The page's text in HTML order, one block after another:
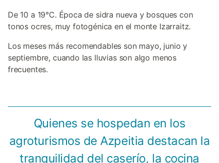
De 10 a 19°C. Época de sidra nueva y bosques con
tonos ocres, muy fotogénica en el monte Izarraitz.
Los meses más recomendables son mayo, junio y
septiembre, cuando las lluvias son algo menos
frecuentes.
Quienes se hospedan en los
agroturismos de Azpeitia destacan la
tranquilidad del caserío, la cocina